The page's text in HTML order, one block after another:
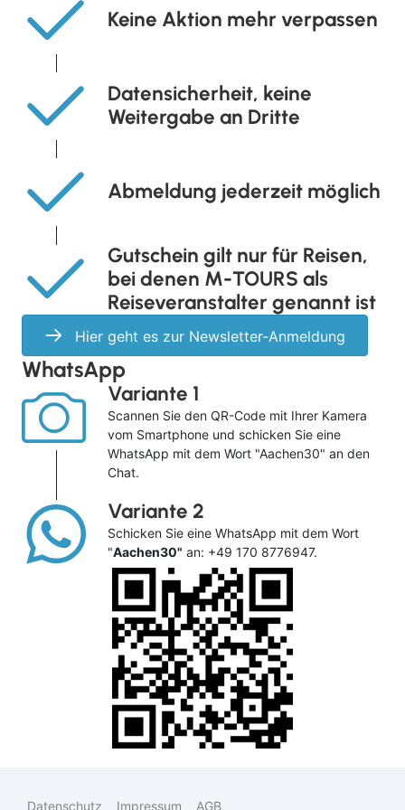
Suchen & Buchen
Kurzurlaub
Städtereisen
Keine Aktion mehr verpassen
Datensicherheit, keine
Weitergabe an Dritte
Abmeldung jederzeit möglich
Gutschein gilt nur für Reisen,
bei denen M-TOURS als
Reiseveranstalter genannt ist
Hier geht es zur Newsletter-Anmeldung
WhatsApp
Variante 1
Scannen Sie den QR-Code mit Ihrer Kamera
vom Smartphone und schicken Sie eine
WhatsApp mit dem Wort "Aachen30" an den
Chat.
Variante 2
Schicken Sie eine WhatsApp mit dem Wort
"Aachen30" an: +49 170 8776947.
Datenschutz Impressum AGB